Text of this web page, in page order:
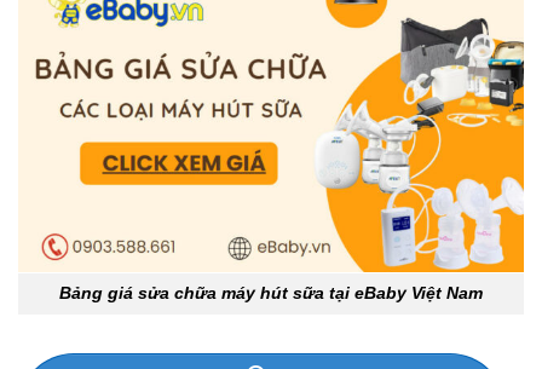
Bảng giá sửa chữa máy hút sữa tại eBaby Việt Nam